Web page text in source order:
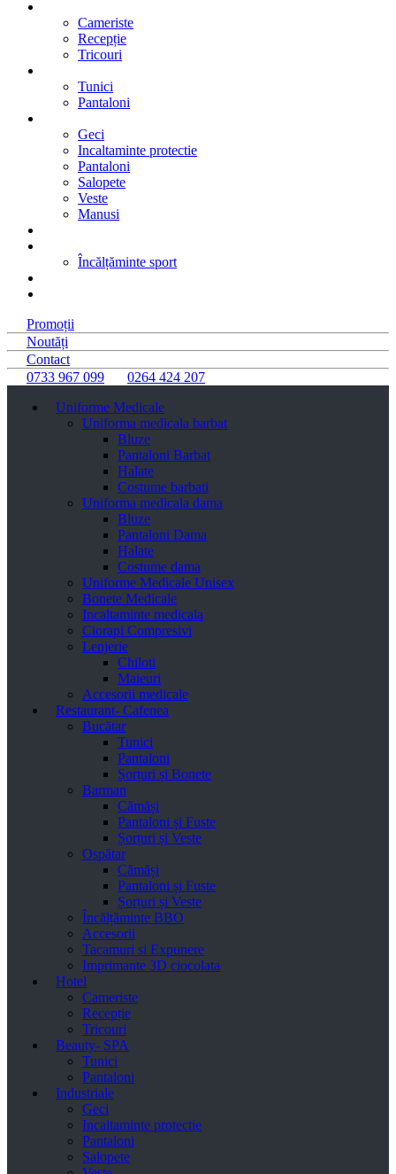
Cameriste
Recepție
Tricouri
Tunici
Pantaloni
Geci
Incaltaminte protectie
Pantaloni
Salopete
Veste
Manusi
Încălțăminte sport
Promoții
Noutăți
Contact
0733 967 099
0264 424 207
Uniforme Medicale
Uniforma medicala barbat
Bluze
Pantaloni Barbat
Halate
Costume barbati
Uniforma medicala dama
Bluze
Pantaloni Dama
Halate
Costume dama
Uniforme Medicale Unisex
Bonete Medicale
Incaltaminte medicala
Ciorapi Compresivi
Lenjerie
Chiloti
Maieuri
Accesorii medicale
Restaurant- Cafenea
Bucătar
Tunici
Pantaloni
Șorțuri și Bonete
Barman
Cămăși
Pantaloni și Fuste
Șorțuri și Veste
Ospătar
Cămăși
Pantaloni și Fuste
Șorțuri și Veste
Încălțăminte BBO
Accesorii
Tacamuri si Expunere
Imprimante 3D ciocolata
Hotel
Cameriste
Recepție
Tricouri
Beauty- SPA
Tunici
Pantaloni
Industriale
Geci
Incaltaminte protectie
Pantaloni
Salopete